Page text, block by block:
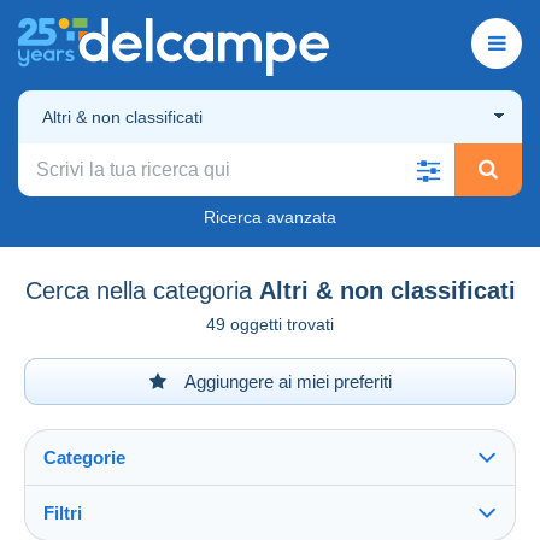
Altri & non classificati
Ricerca avanzata
Cerca nella categoria Altri & non classificati
49 oggetti trovati
Aggiungere ai miei preferiti
Categorie
Filtri